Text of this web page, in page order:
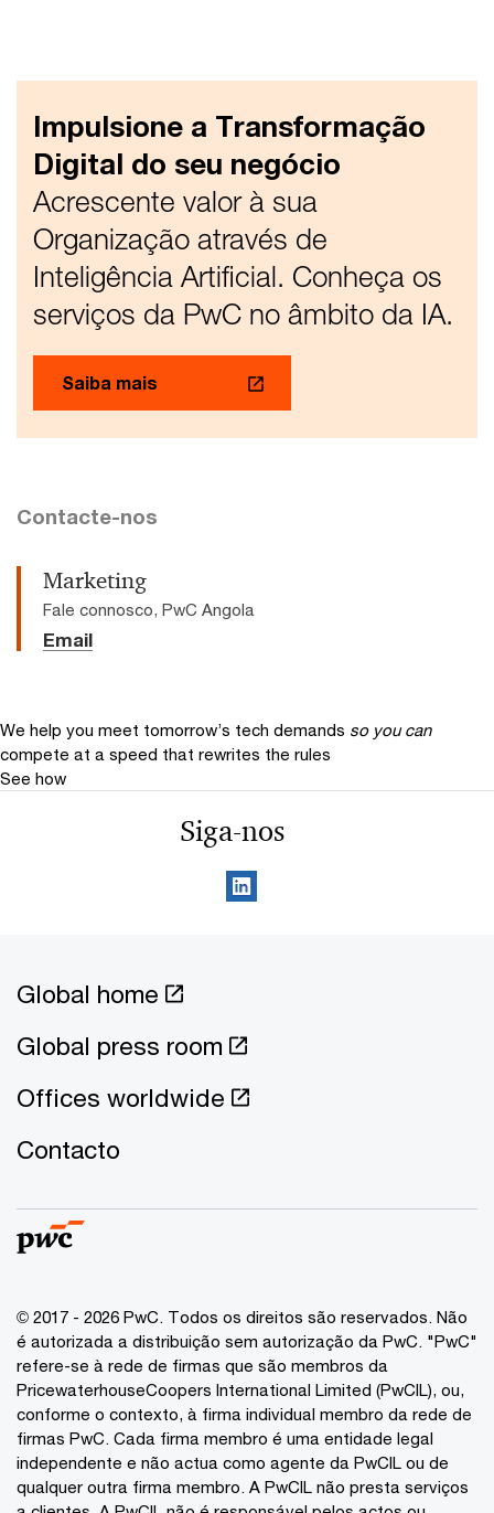
Impulsione a Transformação
Digital do seu negócio
Acrescente valor à sua
Organização através de
Inteligência Artificial. Conheça os
serviços da PwC no âmbito da IA.
Saiba mais
Contacte-nos
Marketing
Fale connosco, PwC Angola
Email
We help you meet tomorrow’s tech demands so you can
compete at a speed that rewrites the rules
See how
Siga-nos
Global home
Global press room
Offices worldwide
Contacto
© 2017 - 2026 PwC. Todos os direitos são reservados. Não
é autorizada a distribuição sem autorização da PwC. "PwC"
refere-se à rede de firmas que são membros da
PricewaterhouseCoopers International Limited (PwCIL), ou,
conforme o contexto, à firma individual membro da rede de
firmas PwC. Cada firma membro é uma entidade legal
independente e não actua como agente da PwCIL ou de
qualquer outra firma membro. A PwCIL não presta serviços